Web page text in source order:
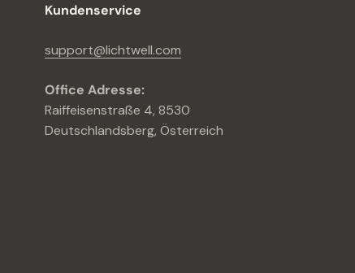
Kundenservice
support@lichtwell.com
Office Adresse:
Raiffeisenstraße 4, 8530
Deutschlandsberg, Österreich